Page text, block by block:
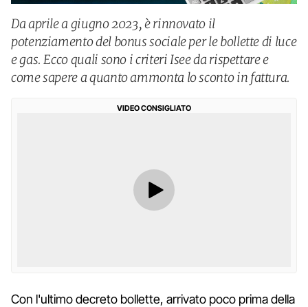
Da aprile a giugno 2023, è rinnovato il
potenziamento del bonus sociale per le bollette di luce
e gas. Ecco quali sono i criteri Isee da rispettare e
come sapere a quanto ammonta lo sconto in fattura.
VIDEO CONSIGLIATO
Con l'ultimo decreto bollette, arrivato poco prima della